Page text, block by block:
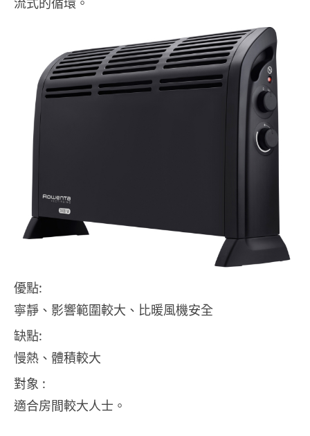
優點:
寧靜、影響範圍較大、比暖風機安全
缺點:
慢熱、體積較大
對象 :
適合房間較大人士。